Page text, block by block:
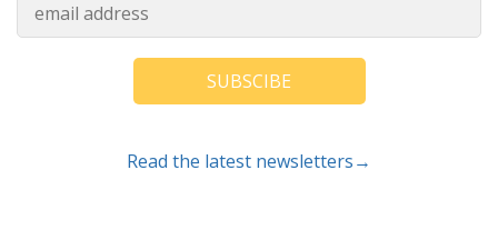
SUBSCIBE
Read the latest newsletters→